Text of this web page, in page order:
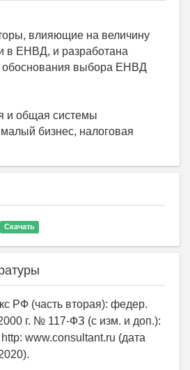
влияющие на величину
в ЕНВД, и разработана
обоснования выбора ЕНВД
и общая системы
бизнес, налоговая
Скачать
РФ (часть вторая): федер.
г. № 117-ФЗ (с изм. и доп.):
www.consultant.ru (дата